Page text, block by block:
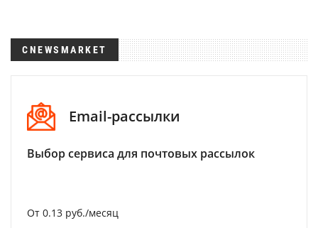
CNEWSMARKET
Email-рассылки
Выбор сервиса для почтовых рассылок
От 0.13 руб./месяц